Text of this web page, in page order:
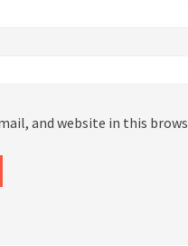
and website in this